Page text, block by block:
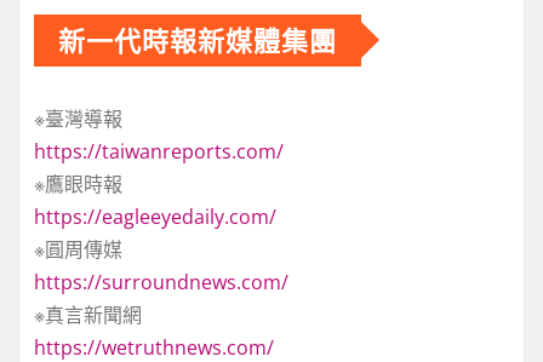
新一代時報新媒體集團
※臺灣導報
https://taiwanreports.com/
※鷹眼時報
https://eagleeyedaily.com/
※圓周傳媒
https://surroundnews.com/
※真言新聞網
https://wetruthnews.com/